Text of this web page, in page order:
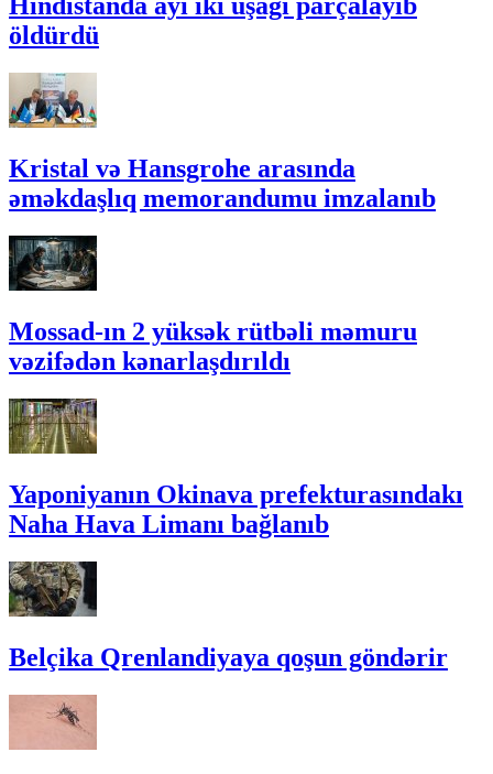
Hindistanda ayı iki uşağı parçalayıb
öldürdü
Kristal və Hansgrohe arasında
əməkdaşlıq memorandumu imzalanıb
Mossad-ın 2 yüksək rütbəli məmuru
vəzifədən kənarlaşdırıldı
Yaponiyanın Okinava prefekturasındakı
Naha Hava Limanı bağlanıb
Belçika Qrenlandiyaya qoşun göndərir